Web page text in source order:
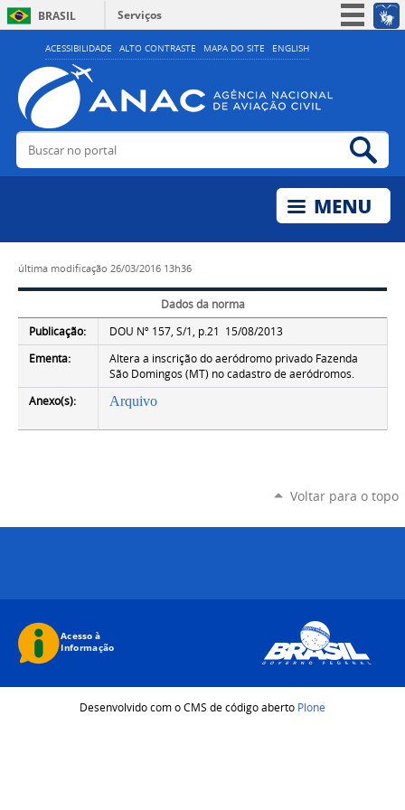
ACESSIBILIDADE ALTO CONTRASTE MAPA DO SITE ENGLISH
BRASIL
Serviços
Simplifique!
Acesso à informação
Legislação
Buscar no portal
última modificação 26/03/2016 13h36
Dados da norma
Publicação:
DOU Nº 157, S/1, p.21 15/08/2013
Ementa:
Altera a inscrição do aeródromo privado Fazenda
São Domingos (MT) no cadastro de aeródromos.
Anexo(s):
Arquivo
Voltar para o topo
Desenvolvido com o CMS de código aberto Plone